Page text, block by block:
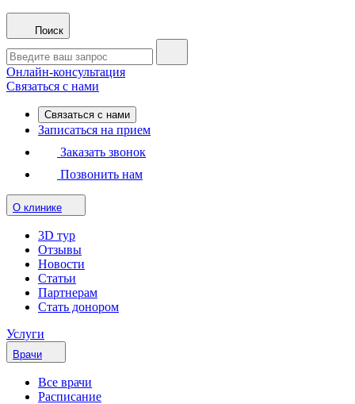
Поиск
Онлайн-консультация
Связаться с нами
Связаться с нами
Записаться на прием
Заказать звонок
Позвонить нам
О клинике
3D тур
Отзывы
Новости
Статьи
Партнерам
Стать донором
Услуги
Врачи
Все врачи
Расписание